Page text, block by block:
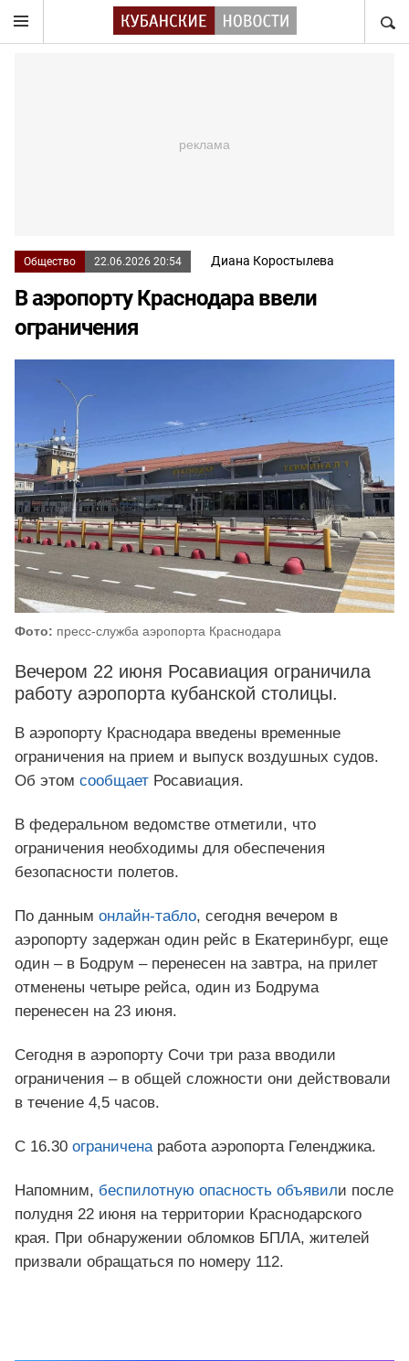
Общество 22.06.2026 20:54 Диана Коростылева
В аэропорту Краснодара ввели
ограничения
Фото: пресс-служба аэропорта Краснодара
Вечером 22 июня Росавиация ограничила
работу аэропорта кубанской столицы.
В аэропорту Краснодара введены временные
ограничения на прием и выпуск воздушных судов.
Об этом сообщает Росавиация.
В федеральном ведомстве отметили, что
ограничения необходимы для обеспечения
безопасности полетов.
По данным онлайн-табло, сегодня вечером в
аэропорту задержан один рейс в Екатеринбург, еще
один – в Бодрум – перенесен на завтра, на прилет
отменены четыре рейса, один из Бодрума
перенесен на 23 июня.
Сегодня в аэропорту Сочи три раза вводили
ограничения – в общей сложности они действовали
в течение 4,5 часов.
С 16.30 ограниченаработа аэропорта Геленджика.
Напомним, беспилотную опасность объявили после
полудня 22 июня на территории Краснодарского
края. При обнаружении обломков БПЛА, жителей
призвали обращаться по номеру 112.